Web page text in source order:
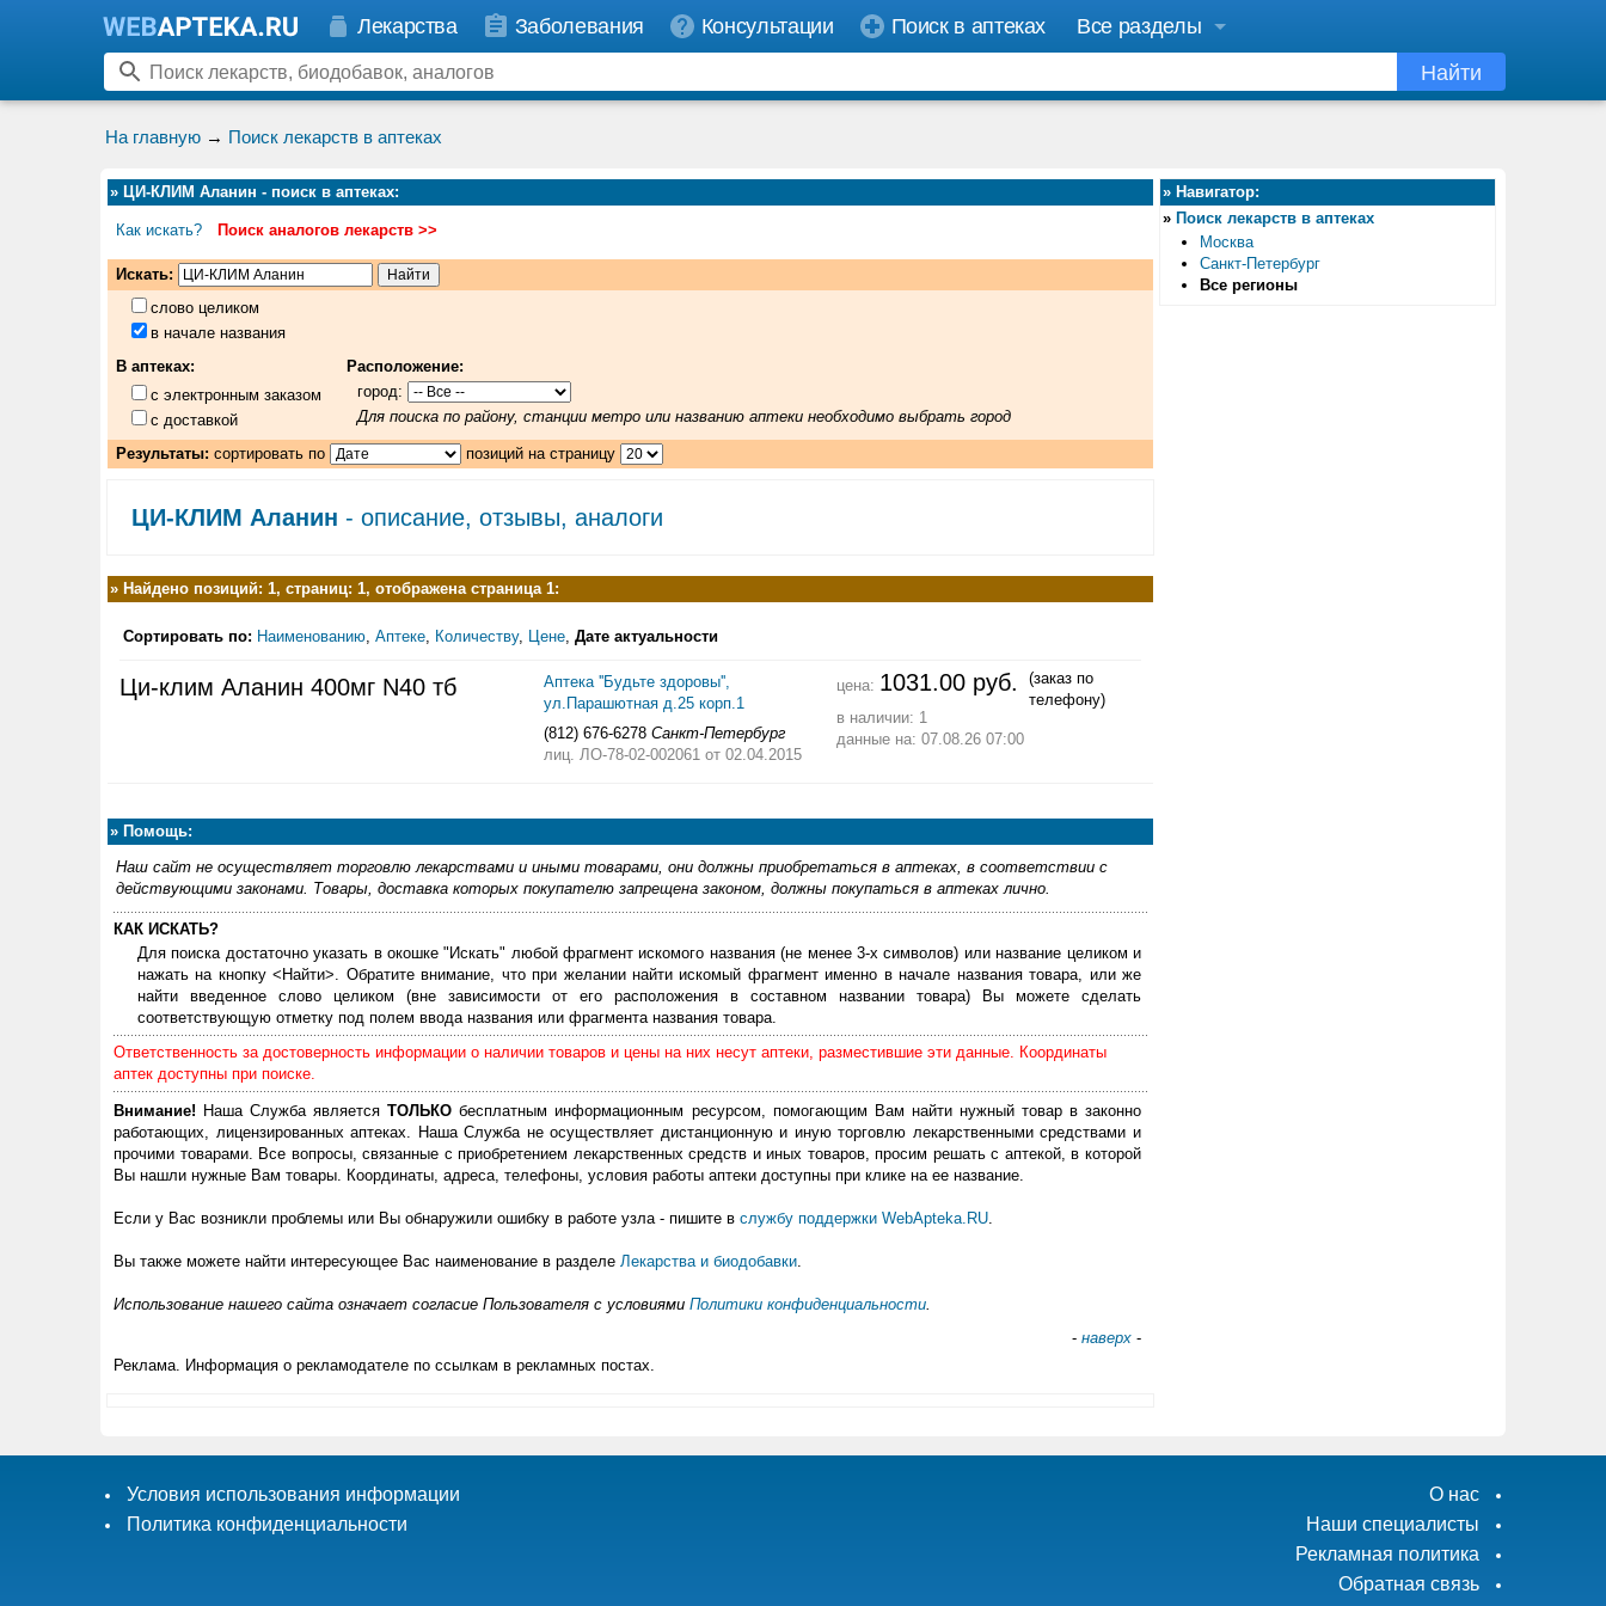
Лекарства Заболевания Консультации Поиск в аптеках
Все разделы
Найти
На главную → Поиск лекарств в аптеках
» ЦИ-КЛИМ Аланин - поиск в аптеках:
Как искать? Поиск аналогов лекарств >>
Искать:
слово целиком
в начале названия
В аптеках:
с электронным заказом
с доставкой
Расположение:
город:
Для поиска по району, станции метро или названию аптеки необходимо выбрать город
Результаты: сортировать по позиций на страницу
ЦИ-КЛИМ Аланин - описание, отзывы, аналоги
» Найдено позиций: 1, страниц: 1, отображена страница 1:
Сортировать по: Наименованию Аптеке Количеству, Цене Дате актуальности
Ци-клим Аланин 400мг N40 тб
Аптека ''Будьте здоровы'',
ул.Парашютная д.25 корп.1
(812) 676-6278 Санкт-Петербург
лиц. ЛО-78-02-002061 от 02.04.2015
цена: 1031.00 руб.
в наличии: 1
данные на: 07.08.26 07:00
(заказ по
телефону)
» Помощь:
Наш сайт не осуществляет торговлю лекарствами и иными товарами, они должны приобретаться в аптеках, в соответствии с
действующими законами. Товары, доставка которых покупателю запрещена законом, должны покупаться в аптеках лично.
КАК ИСКАТЬ?
Для поиска достаточно указать в окошке "Искать" любой фрагмент искомого названия (не менее 3-х символов) или название целиком и
нажать на кнопку <Найти>. Обратите внимание, что при желании найти искомый фрагмент именно в начале названия товара, или же
найти введенное слово целиком (вне зависимости от его расположения в составном названии товара) Вы можете сделать
соответствующую отметку под полем ввода названия или фрагмента названия товара.
Ответственность за достоверность информации о наличии товаров и цены на них несут аптеки, разместившие эти данные. Координаты
аптек доступны при поиске.
Внимание! Наша Служба являетсяТОЛЬКО бесплатным информационным ресурсом, помогающим Вам найти нужный товар в законно
работающих, лицензированных аптеках. Наша Служба не осуществляет дистанционную и иную торговлю лекарственными средствами и
прочими товарами. Все вопросы, связанные с приобретением лекарственных средств и иных товаров, просим решать с аптекой, в которой
Вы нашли нужные Вам товары. Координаты, адреса, телефоны, условия работы аптеки доступны при клике на ее название.
Если у Вас возникли проблемы или Вы обнаружили ошибку в работе узла - пишите в службу поддержки WebApteka.RU
Вы также можете найти интересующее Вас наименование в разделе Лекарства и биодобавки
Использование нашего сайта означает согласие Пользователя с условиями Политики конфиденциальности
- наверх -
Реклама. Информация о рекламодателе по ссылкам в рекламных постах.
» Навигатор:
» Поиск лекарств в аптеках
Москва
Санкт-Петербург
Все регионы
Условия использования информации
Политика конфиденциальности
О нас
Наши специалисты
Рекламная политика
Обратная связь